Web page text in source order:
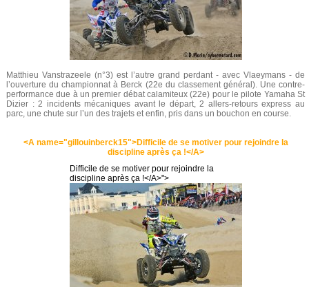
Matthieu Vanstrazeele (n°3) est l’autre grand perdant - avec Vlaeymans - de
l’ouverture du championnat à Berck (22e du classement général). Une contre-
performance due à un premier débat calamiteux (22e) pour le pilote Yamaha St
Dizier : 2 incidents mécaniques avant le départ, 2 allers-retours express au
parc, une chute sur l’un des trajets et enfin, pris dans un bouchon en course.
<A name="gillouinberck15">Difficile de se motiver pour rejoindre la
discipline après ça !</A>
Difficile de se motiver pour rejoindre la
discipline après ça !</A>">